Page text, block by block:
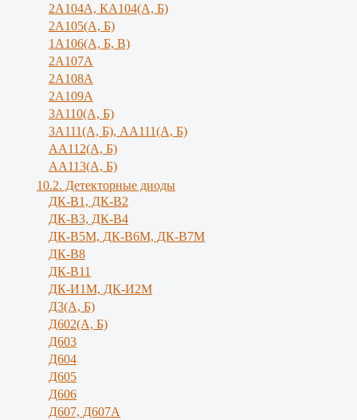
2А104А, КА104(А, Б)
2А105(А, Б)
1А106(А, Б, В)
2А107А
2А108А
2А109А
3А110(А, Б)
3А111(А, Б), АА111(А, Б)
АА112(А, Б)
АА113(А, Б)
10.2. Детекторные диоды
ДК-В1, ДК-В2
ДК-В3, ДК-В4
ДК-В5М, ДК-В6М, ДК-В7М
ДК-В8
ДК-В11
ДК-И1М, ДК-И2М
Д3(А, Б)
Д602(А, Б)
Д603
Д604
Д605
Д606
Д607, Д607А